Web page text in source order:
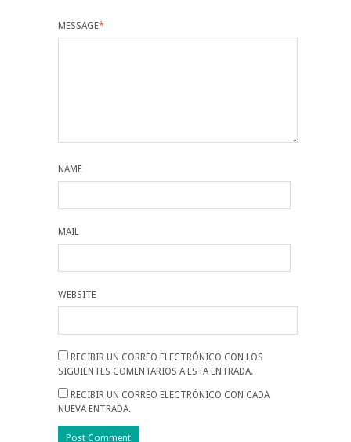
MESSAGE*
NAME
MAIL
WEBSITE
RECIBIR UN CORREO ELECTRÓNICO CON LOS
SIGUIENTES COMENTARIOS A ESTA ENTRADA.
RECIBIR UN CORREO ELECTRÓNICO CON CADA
NUEVA ENTRADA.